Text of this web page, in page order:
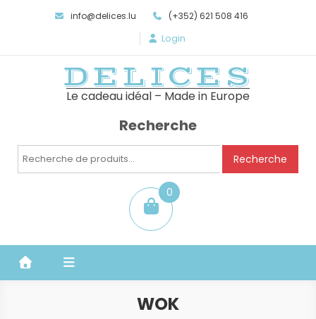
info@delices.lu (+352) 621 508 416
Login
DELICES
Le cadeau idéal – Made in Europe
Recherche
Recherche
Recherche
0
item
WOK